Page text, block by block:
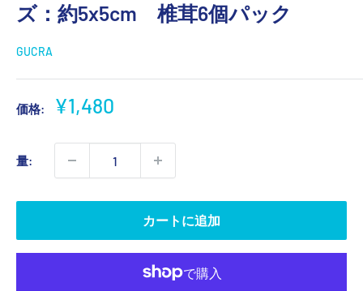
ズ：約5x5cm 椎茸6個パック
GUCRA
価格:
販
価
格
¥1,480
量:
カートに追加